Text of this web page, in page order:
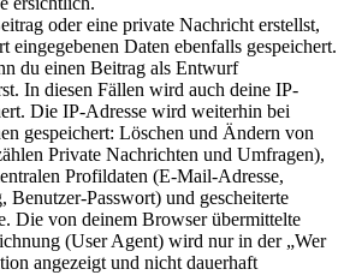
oder eine private Nachricht erstellst,
eingegebenen Daten ebenfalls gespeichert.
du einen Beitrag als Entwurf
In diesen Fällen wird auch deine IP-
Die IP-Adresse wird weiterhin bei
gespeichert: Löschen und Ändern von
Private Nachrichten und Umfragen),
Profildaten (E-Mail-Adresse,
Passwort) und gescheiterte
Die von deinem Browser übermittelte
(User Agent) wird nur in der „Wer
angezeigt und nicht dauerhaft